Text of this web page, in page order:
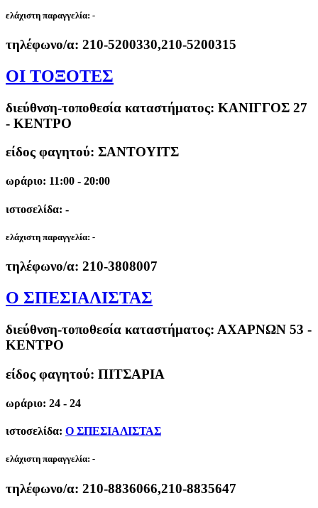
ελάχιστη παραγγελία: -
τηλέφωνο/α: 210-5200330,210-5200315
ΟΙ ΤΟΞΟΤΕΣ
διεύθνση-τοποθεσία καταστήματος: ΚΑΝΙΓΓΟΣ 27
- ΚΕΝΤΡΟ
είδος φαγητού: ΣΑΝΤΟΥΙΤΣ
ωράριο: 11:00 - 20:00
ιστοσελίδα: -
ελάχιστη παραγγελία: -
τηλέφωνο/α: 210-3808007
Ο ΣΠΕΣΙΑΛΙΣΤΑΣ
διεύθνση-τοποθεσία καταστήματος: ΑΧΑΡΝΩΝ 53 -
ΚΕΝΤΡΟ
είδος φαγητού: ΠΙΤΣΑΡΙΑ
ωράριο: 24 - 24
ιστοσελίδα: Ο ΣΠΕΣΙΑΛΙΣΤΑΣ
ελάχιστη παραγγελία: -
τηλέφωνο/α: 210-8836066,210-8835647